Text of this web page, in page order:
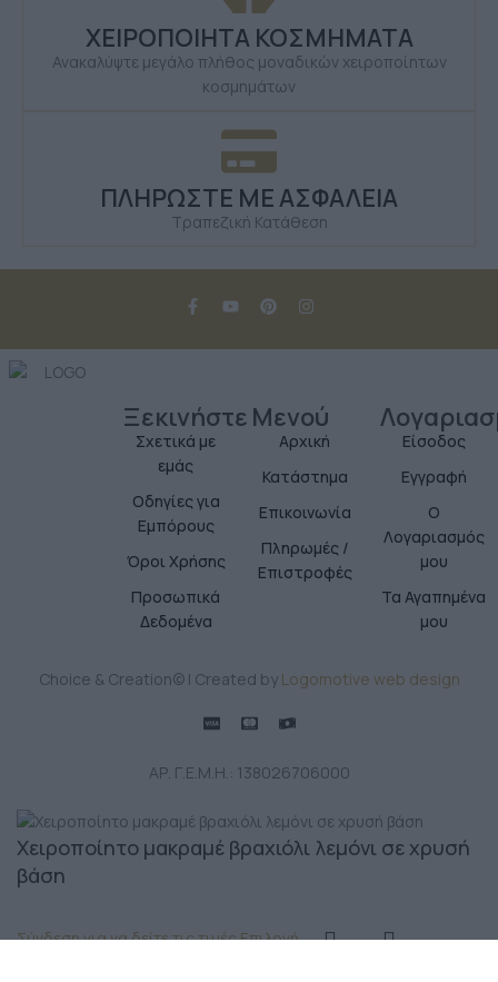
ΧΕΙΡΟΠΟΙΗΤΑ ΚΟΣΜΗΜΑΤΑ
Ανακαλύψτε μεγάλο πλήθος μοναδικών χειροποίητων
κοσμημάτων
ΠΛΗΡΩΣΤΕ ΜΕ ΑΣΦΑΛΕΙΑ
Τραπεζική Κατάθεση
Ξεκινήστε
Σχετικά με
εμάς
Οδηγίες για
Εμπόρους
Όροι Χρήσης
Προσωπικά
Δεδομένα
Μενού
Αρχική
Κατάστημα
Επικοινωνία
Πληρωμές /
Επιστροφές
Είσοδος
Εγγραφή
Ο
Λογαριασμός
μου
Τα Αγαπημένα
μου
Choice & Creation© | Created by Logomotive web design
ΑΡ. Γ.Ε.Μ.Η.: 138026706000
Χειροποίητο μακραμέ βραχιόλι λεμόνι σε χρυσή
βάση
Σύνδεση για να δείτε τις τιμέςΕπιλογή